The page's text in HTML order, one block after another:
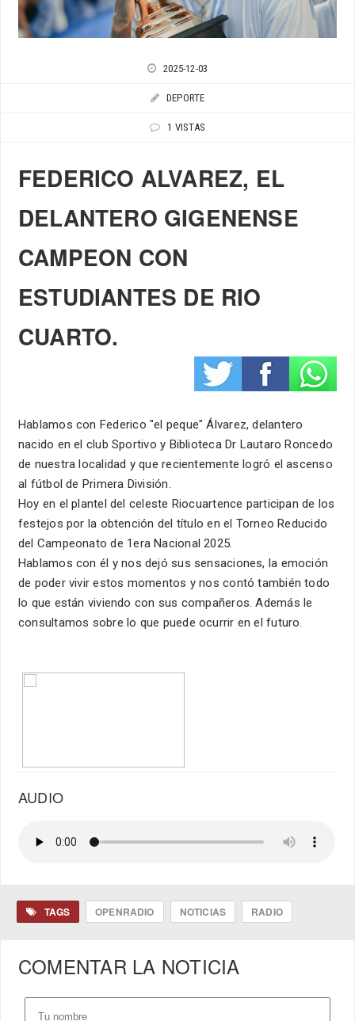
2025-12-03
DEPORTE
1 VISTAS
FEDERICO ALVAREZ, EL
DELANTERO GIGENENSE
CAMPEON CON
ESTUDIANTES DE RIO
CUARTO.
Hablamos con Federico "el peque" Álvarez, delantero
nacido en el club Sportivo y Biblioteca Dr Lautaro Roncedo
de nuestra localidad y que recientemente logró el ascenso
al fútbol de Primera División.
Hoy en el plantel del celeste Riocuartence participan de los
festejos por la obtención del título en el Torneo Reducido
del Campeonato de 1era Nacional 2025.
Hablamos con él y nos dejó sus sensaciones, la emoción
de poder vivir estos momentos y nos contó también todo
lo que están viviendo con sus compañeros. Además le
consultamos sobre lo que puede ocurrir en el futuro.
AUDIO
TAGS OPENRADIO NOTICIAS RADIO
COMENTAR LA NOTICIA